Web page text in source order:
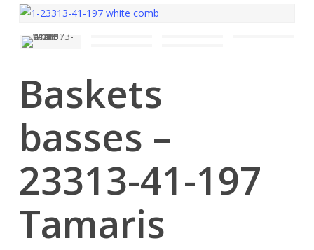
Baskets
basses –
23313-41-197
Tamaris